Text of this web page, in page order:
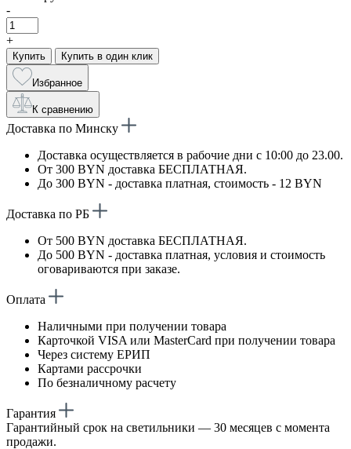
-
+
Купить Купить в один клик
Избранное
К сравнению
Доставка по Минску
Доставка осуществляется в рабочие дни с 10:00 до 23.00.
От 300 BYN доставка БЕСПЛАТНАЯ.
До 300 BYN - доставка платная, стоимость - 12 BYN
Доставка по РБ
От 500 BYN доставка БЕСПЛАТНАЯ.
До 500 BYN - доставка платная, условия и стоимость
оговариваются при заказе.
Оплата
Наличными при получении товара
Карточкой VISA или MasterCard при получении товара
Через систему ЕРИП
Картами рассрочки
По безналичному расчету
Гарантия
Гарантийный срок на светильники — 30 месяцев с момента
продажи.